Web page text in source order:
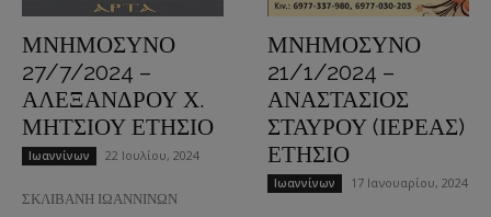
ΜΝΗΜΟΣΥΝΟ
27/7/2024 –
ΑΛΕΞΑΝΔΡΟΥ Χ.
ΜΗΤΣΙΟΥ ΕΤΗΣΙΟ
Ιωαννίνων 22 Ιουλίου, 2024
ΣΚΛΙΒΑΝΗ ΙΩΑΝΝΙΝΩΝ
ΜΝΗΜΟΣΥΝΟ
21/1/2024 –
ΑΝΑΣΤΑΣΙΟΣ
ΣΤΑΥΡΟΥ (ΙΕΡΕΑΣ)
ΕΤΗΣΙΟ
Ιωαννίνων 17 Ιανουαρίου, 2024